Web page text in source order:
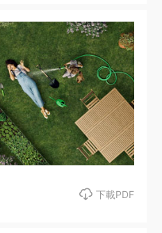
 下載PDF